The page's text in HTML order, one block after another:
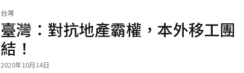
台灣
臺灣：對抗地產霸權，本外移工團
結！
2020年10月14日